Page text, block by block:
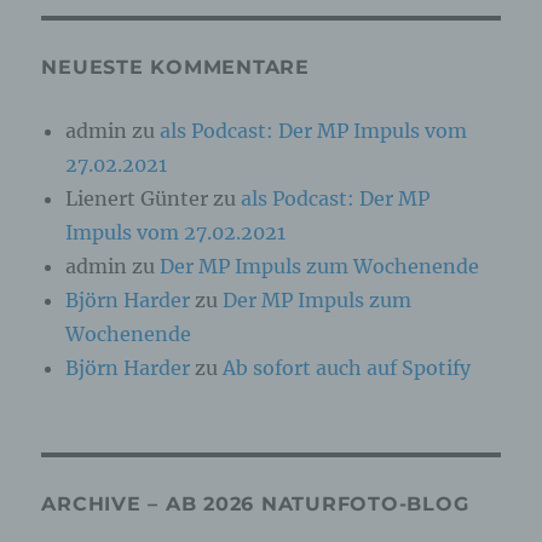
NEUESTE KOMMENTARE
admin zu als Podcast: Der MP Impuls vom
27.02.2021
Lienert Günter zu als Podcast: Der MP
Impuls vom 27.02.2021
admin zu Der MP Impuls zum Wochenende
Björn Harder zu Der MP Impuls zum
Wochenende
Björn Harder zuAb sofort auch auf Spotify
ARCHIVE – AB 2026 NATURFOTO-BLOG
besonderen Merkmalen, die Ausdruck der
psychischen, wirtschaftlichen, kulturellen oder
b) betroffene Person
Betroffene Person ist jede identifizierte oder
identifizierbare natürliche Person, deren
personenbezogene Daten von dem für die
Verarbeitung Verantwortlichen verarbeitet
werden.
oder jede solche Vorgangsreihe im